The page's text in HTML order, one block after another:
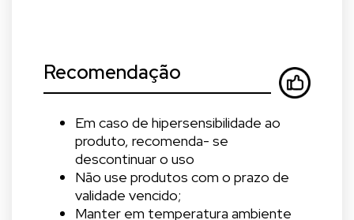
Recomendação
Em caso de hipersensibilidade ao
produto, recomenda- se
descontinuar o uso
Não use produtos com o prazo de
validade vencido;
Manter em temperatura ambiente